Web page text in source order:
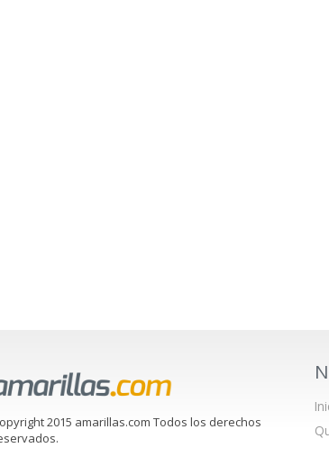
2015 amarillas.com Todos los derechos